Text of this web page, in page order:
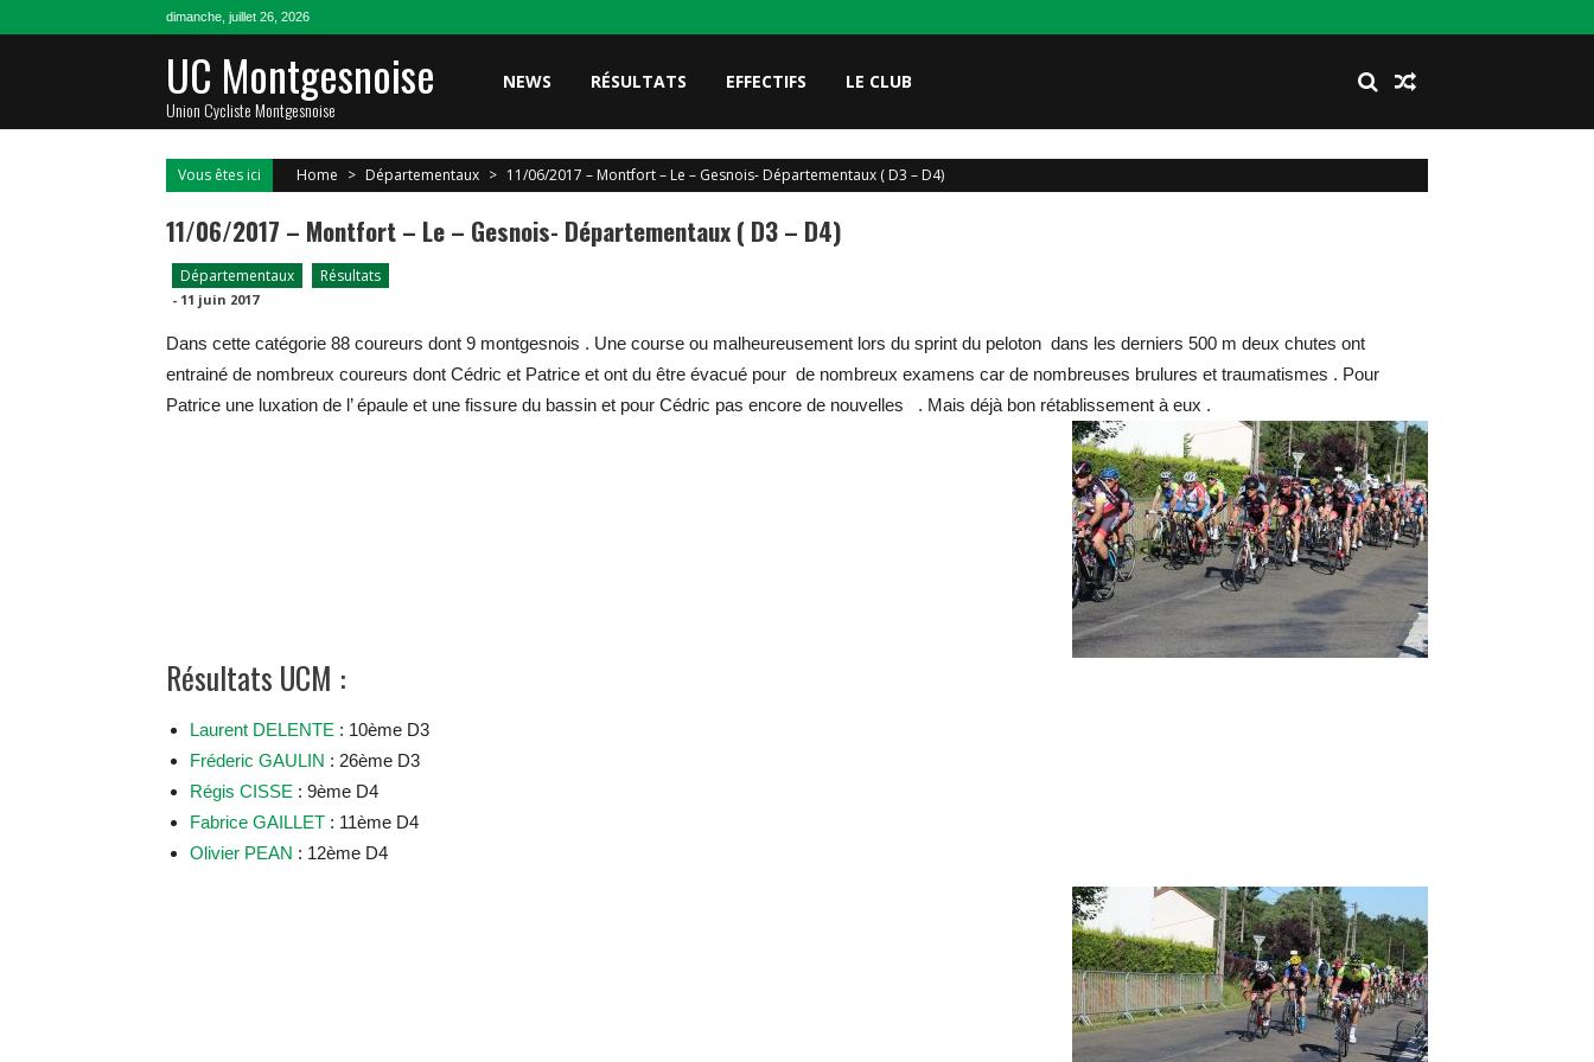
dimanche, juillet 26, 2026
UC Montgesnoise
Union Cycliste Montgesnoise
NEWS RÉSULTATS EFFECTIFS LE CLUB
Vous êtes ici Home > Départementaux > 11/06/2017 – Montfort – Le – Gesnois- Départementaux ( D3 – D4)
11/06/2017 – Montfort – Le – Gesnois- Départementaux ( D3 – D4)
Départementaux Résultats
- 11 juin 2017
Dans cette catégorie 88 coureurs dont 9 montgesnois . Une course ou malheureusement lors du sprint du peloton dans les derniers 500 m deux chutes ont
entrainé de nombreux coureurs dont Cédric et Patrice et ont du être évacué pour de nombreux examens car de nombreuses brulures et traumatismes . Pour
Patrice une luxation de l’ épaule et une fissure du bassin et pour Cédric pas encore de nouvelles . Mais déjà bon rétablissement à eux .
Résultats UCM :
Laurent DELENTE : 10ème D3
Fréderic GAULIN : 26ème D3
Régis CISSE : 9ème D4
Fabrice GAILLET : 11ème D4
Olivier PEAN : 12ème D4